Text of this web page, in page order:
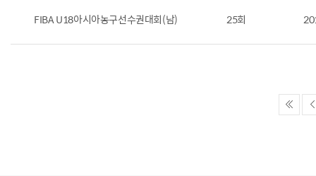
FIBA U18아시아농구선수권대회(남) 25회